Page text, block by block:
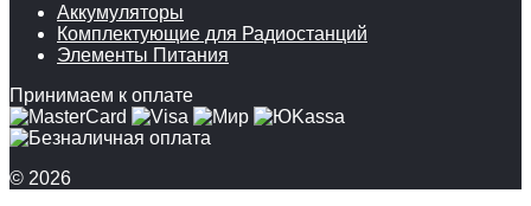
Аккумуляторы
Комплектующие для Радиостанций
Элементы Питания
Принимаем к оплате
© 2026